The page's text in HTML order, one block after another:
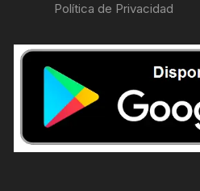
Política de Privacidad